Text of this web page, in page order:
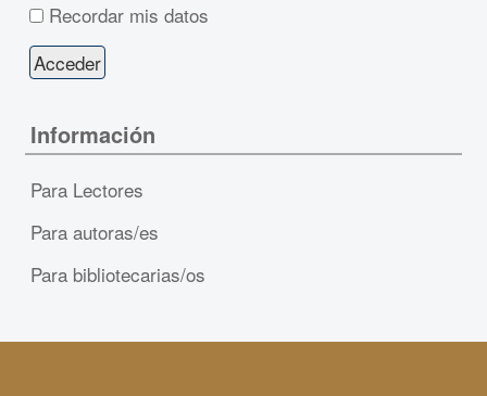
Recordar mis datos
Información
Para Lectores
Para autoras/es
Para bibliotecarias/os